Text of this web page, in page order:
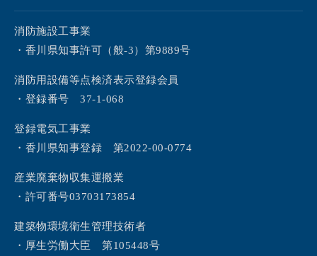
消防施設工事業
・香川県知事許可（般-3）第9889号
消防用設備等点検済表示登録会員
・登録番号 37-1-068
登録電気工事業
・香川県知事登録 第2022-00-0774
産業廃棄物収集運搬業
・許可番号03703173854
建築物環境衛生管理技術者
・厚生労働大臣 第105448号